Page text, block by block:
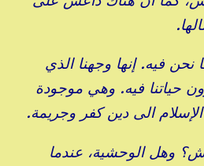
فيه. إنها وجهنا الذي
حياتنا فيه. وهي موجودة
الى دين كفر وجريمة.
وهل الوحشية، عندما